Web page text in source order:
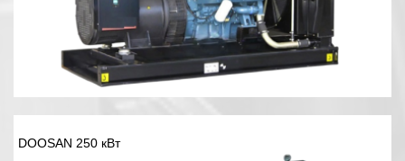
DOOSAN 250 кВт